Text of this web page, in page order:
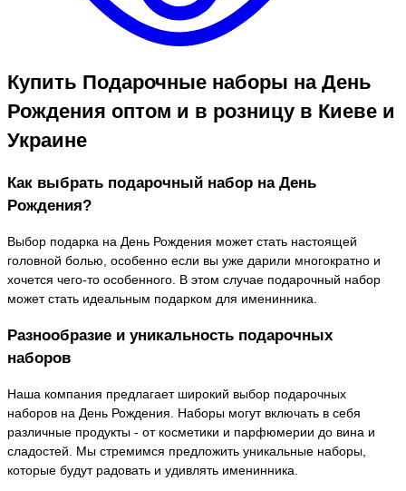
Купить Подарочные наборы на День
Рождения оптом и в розницу в Киеве и
Украине
Как выбрать подарочный набор на День
Рождения?
Выбор подарка на День Рождения может стать настоящей
головной болью, особенно если вы уже дарили многократно и
хочется чего-то особенного. В этом случае подарочный набор
может стать идеальным подарком для именинника.
Разнообразие и уникальность подарочных
наборов
Наша компания предлагает широкий выбор подарочных
наборов на День Рождения. Наборы могут включать в себя
различные продукты - от косметики и парфюмерии до вина и
сладостей. Мы стремимся предложить уникальные наборы,
которые будут радовать и удивлять именинника.